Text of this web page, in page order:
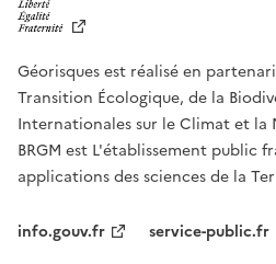
Géorisques est réalisé en
Transition Écologique, de la
Internationales sur le Climat et la
BRGM est L'établissement public
applications des sciences de la
info.gouv.fr
service-public.fr